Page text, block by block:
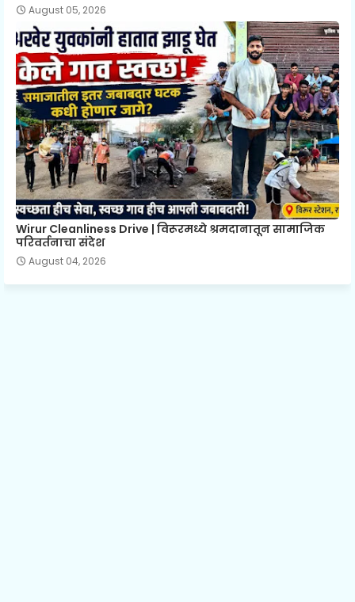
August 05, 2026
Wirur Cleanliness Drive | विरूरमध्ये श्रमदानातून सामाजिक
परिवर्तनाचा संदेश
August 04, 2026